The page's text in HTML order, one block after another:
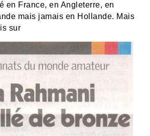
en France, en Angleterre, en
mais jamais en Hollande. Mais
sur